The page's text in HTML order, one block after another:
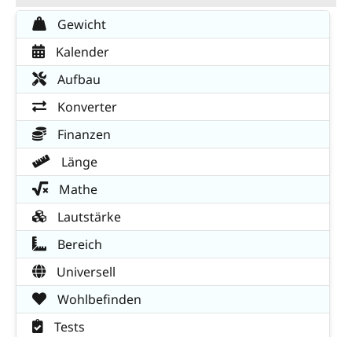
Gewicht
Kalender
Aufbau
Konverter
Finanzen
Länge
Mathe
Lautstärke
Bereich
Universell
Wohlbefinden
Tests